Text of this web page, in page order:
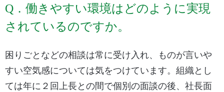
Q．働きやすい環境はどのように実現
されているのですか。
困りごとなどの相談は常に受け入れ、ものが言いや
すい空気感については気をつけています。組織とし
ては年に２回上長との間で個別の面談の後、社長面